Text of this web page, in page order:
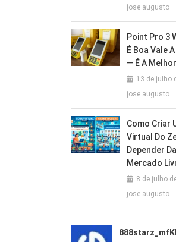
jose augusto
Point Pro 3
É Boa Vale
— É A
13 de julho
jose augusto
Como Criar
Virtual Do
Depender
Mercado
8 de julho
jose augusto
888starz_mfKl